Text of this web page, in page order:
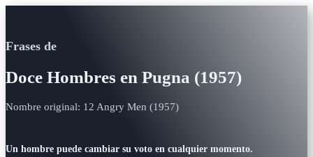
Frases de
Doce Hombres en Pugna (1957)
Nombre original: 12 Angry Men (1957)
Un hombre puede cambiar su voto en cualquier momento.